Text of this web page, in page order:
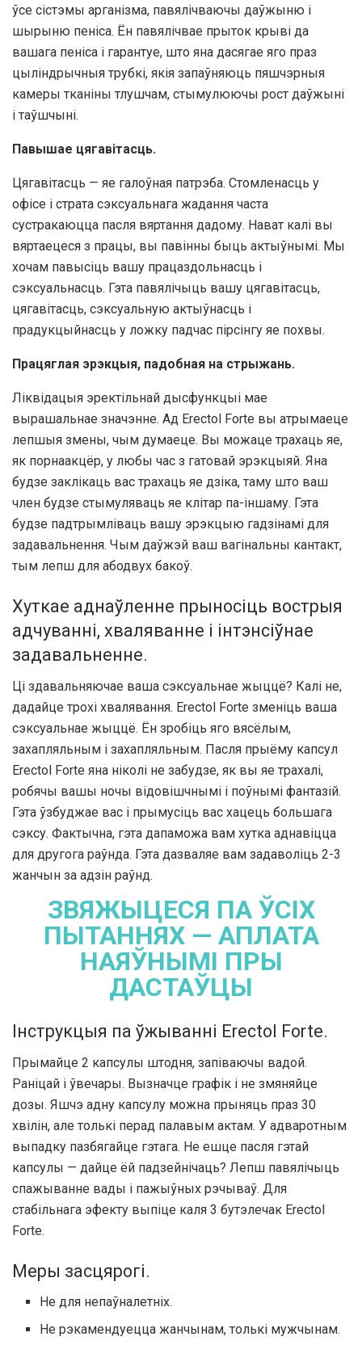
ўсе сістэмы арганізма, павялічваючы даўжыню і
шырыню пеніса. Ён павялічвае прыток крыві да
вашага пеніса і гарантуе, што яна дасягае яго праз
цыліндрычныя трубкі, якія запаўняюць пяшчэрныя
камеры тканіны тлушчам, стымулюючы рост даўжыні
і таўшчыні.
Павышае цягавітасць.
Цягавітасць — яе галоўная патрэба. Стомленасць у
офісе і страта сэксуальнага жадання часта
сустракаюцца пасля вяртання дадому. Нават калі вы
вяртаецеся з працы, вы павінны быць актыўнымі. Мы
хочам павысіць вашу працаздольнасць і
сэксуальнасць. Гэта павялічыць вашу цягавітасць,
цягавітасць, сэксуальную актыўнасць і
прадукцыйнасць у ложку падчас пірсінгу яе похвы.
Працяглая эрэкцыя, падобная на стрыжань.
Ліквідацыя эректільнай дысфункцыі мае
вырашальнае значэнне. Ад Erectol Forte вы атрымаеце
лепшыя змены, чым думаеце. Вы можаце трахаць яе,
як порнаакцёр, у любы час з гатовай эрэкцыяй. Яна
будзе заклікаць вас трахаць яе дзіка, таму што ваш
член будзе стымуляваць яе клітар па-іншаму. Гэта
будзе падтрымліваць вашу эрэкцыю гадзінамі для
задавальнення. Чым даўжэй ваш вагінальны кантакт,
тым лепш для абодвух бакоў.
Хуткае аднаўленне прыносіць вострыя
адчуванні, хваляванне і інтэнсіўнае
задавальненне.
Ці здавальняючае ваша сэксуальнае жыццё? Калі не,
дадайце трохі хвалявання. Erectol Forte зменіць ваша
сэксуальнае жыццё. Ён зробіць яго вясёлым,
захапляльным і захапляльным. Пасля прыёму капсул
Erectol Forte яна ніколі не забудзе, як вы яе трахалі,
робячы вашы ночы відовішчнымі і поўнымі фантазій.
Гэта ўзбуджае вас і прымусіць вас хацець большага
сэксу. Фактычна, гэта дапаможа вам хутка аднавіцца
для другога раўнда. Гэта дазваляе вам задаволіць 2-3
жанчын за адзін раўнд.
ЗВЯЖЫЦЕСЯ ПА ЎСІХ
ПЫТАННЯХ — АПЛАТА
НАЯЎНЫМІ ПРЫ
ДАСТАЎЦЫ
Інструкцыя па ўжыванні Erectol Forte.
Прымайце 2 капсулы штодня, запіваючы вадой.
Раніцай і ўвечары. Вызначце графік і не змяняйце
дозы. Яшчэ адну капсулу можна прыняць праз 30
хвілін, але толькі перад палавым актам. У адваротным
выпадку пазбягайце гэтага. Не ешце пасля гэтай
капсулы — дайце ёй падзейнічаць? Лепш павялічыць
спажыванне вады і пажыўных рэчываў. Для
стабільнага эфекту выпіце каля 3 бутэлечак Erectol
Forte.
Меры засцярогі.
Не для непаўналетніх.
Не рэкамендуецца жанчынам, толькі мужчынам.